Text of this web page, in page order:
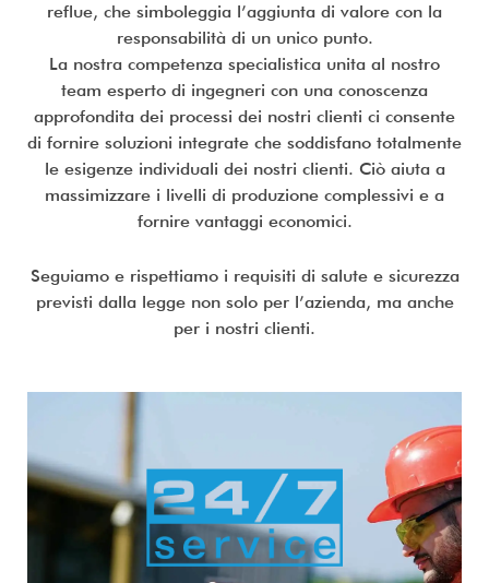
reflue, che simboleggia l’aggiunta di valore con la
responsabilità di un unico punto.
La nostra competenza specialistica unita al nostro
team esperto di ingegneri con una conoscenza
approfondita dei processi dei nostri clienti ci consente
di fornire soluzioni integrate che soddisfano totalmente
le esigenze individuali dei nostri clienti. Ciò aiuta a
massimizzare i livelli di produzione complessivi e a
fornire vantaggi economici.
Seguiamo e rispettiamo i requisiti di salute e sicurezza
previsti dalla legge non solo per l’azienda, ma anche
per i nostri clienti.